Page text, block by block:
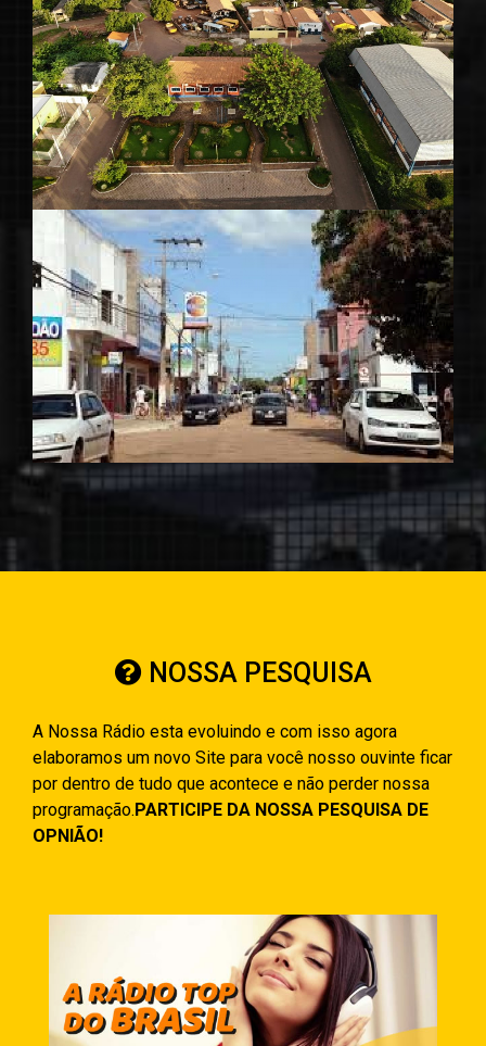
NOSSA PESQUISA
A Nossa Rádio esta evoluindo e com isso agora
elaboramos um novo Site para você nosso ouvinte ficar
por dentro de tudo que acontece e não perder nossa
programação.PARTICIPE DA NOSSA PESQUISA DE
OPNIÃO!